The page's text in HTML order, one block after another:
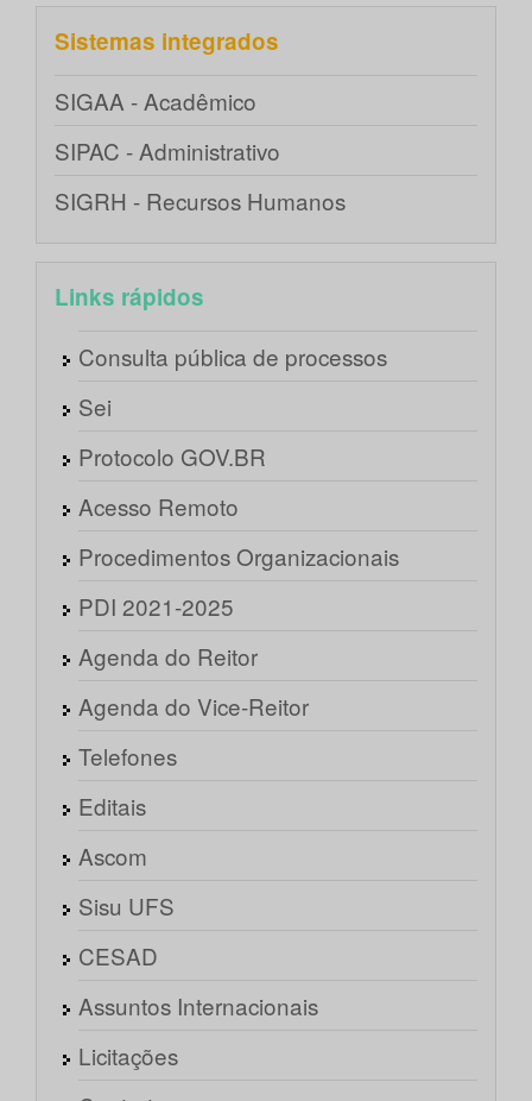
Sistemas integrados
SIGAA - Acadêmico
SIPAC - Administrativo
SIGRH - Recursos Humanos
Links rápidos
Consulta pública de processos
Sei
Protocolo GOV.BR
Acesso Remoto
Procedimentos Organizacionais
PDI 2021-2025
Agenda do Reitor
Agenda do Vice-Reitor
Telefones
Editais
Ascom
Sisu UFS
CESAD
Assuntos Internacionais
Licitações